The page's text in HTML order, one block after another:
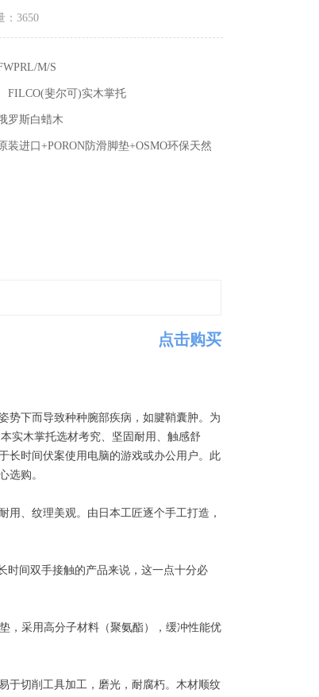
M/S
FILCO(斐尔可)实木掌托
罗斯白蜡木
装进口+PORON防滑脚垫+OSMO环保天然
点击购买
势下而导致种种腕部疾病，如腱鞘囊肿。为
实木掌托选材考究、坚固耐用、触感舒
长时间伏案使用电脑的游戏或办公用户。此
选购。
、纹理美观。由日本工匠逐个手工打造，
时间双手接触的产品来说，这一点十分必
，采用高分子材料（聚氨酯），缓冲性能优
于切削工具加工，磨光，耐腐朽。木材顺纹
： 3650